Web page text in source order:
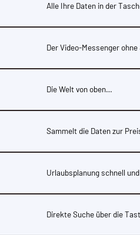
Alle Ihre Daten in der
Der Video-Messenger
Die Welt von oben…
Sammelt die Daten zur
Urlaubsplanung schnell
Direkte Suche über die